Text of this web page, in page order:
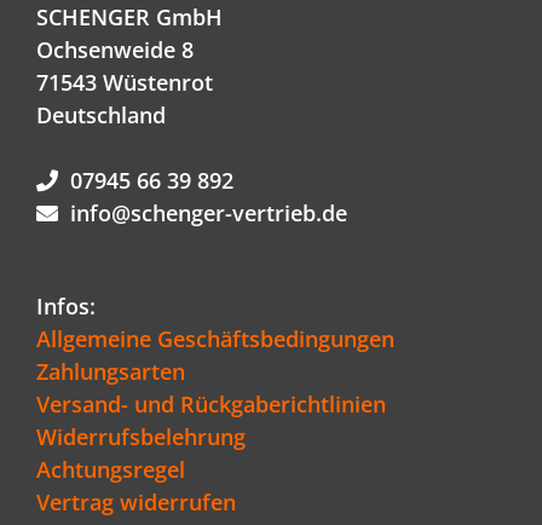
SCHENGER GmbH
Ochsenweide 8
71543 Wüstenrot
Deutschland
07945 66 39 892
info@schenger-vertrieb.de
Infos:
Allgemeine Geschäftsbedingungen
Zahlungsarten
Versand- und Rückgaberichtlinien
Widerrufsbelehrung
Achtungsregel
Vertrag widerrufen